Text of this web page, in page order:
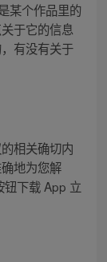
某个作品里的
于它的信息
有没有关于
相关确切内
地为您解
钮下载 App 立